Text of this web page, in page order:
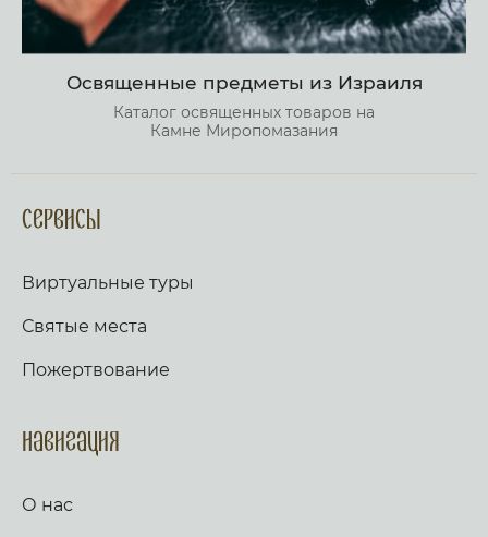
Освященные предметы из Израиля
Каталог освященных товаров на
Камне Миропомазания
Сервисы
Виртуальные туры
Святые места
Пожертвование
Навигация
О нас